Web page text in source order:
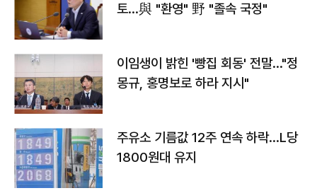
토…與 "환영" 野 "졸속 국정"
이임생이 밝힌 '빵집 회동' 전말…"정
몽규, 홍명보로 하라 지시"
주유소 기름값 12주 연속 하락…L당
1800원대 유지